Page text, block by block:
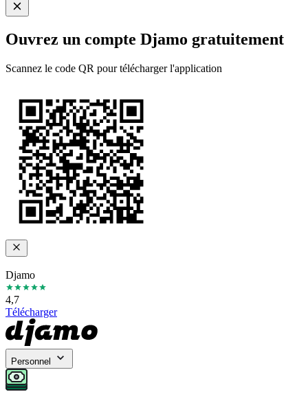
Ouvrez un compte Djamo gratuitement
Scannez le code QR pour télécharger l'application
Djamo
4,7
Télécharger
Personnel